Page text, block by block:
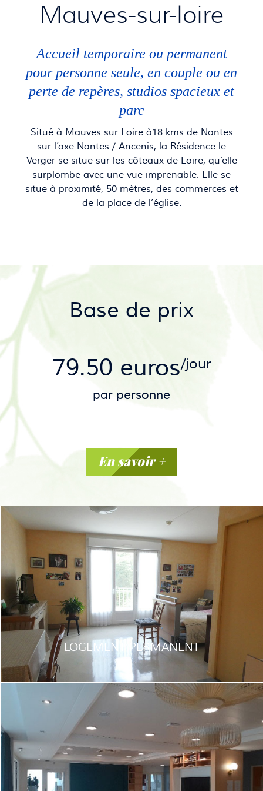
Mauves-sur-loire
Accueil temporaire ou permanent
pour personne seule, en couple ou en
perte de repères, studios spacieux et
parc
Situé à Mauves sur Loire à18 kms de Nantes
sur l’axe Nantes / Ancenis, la Résidence le
Verger se situe sur les côteaux de Loire, qu’elle
surplombe avec une vue imprenable. Elle se
situe à proximité, 50 mètres, des commerces et
de la place de l’église.
Base de prix
79.50 euros/jour
par personne
En savoir +
LOGEMENT PERMANENT